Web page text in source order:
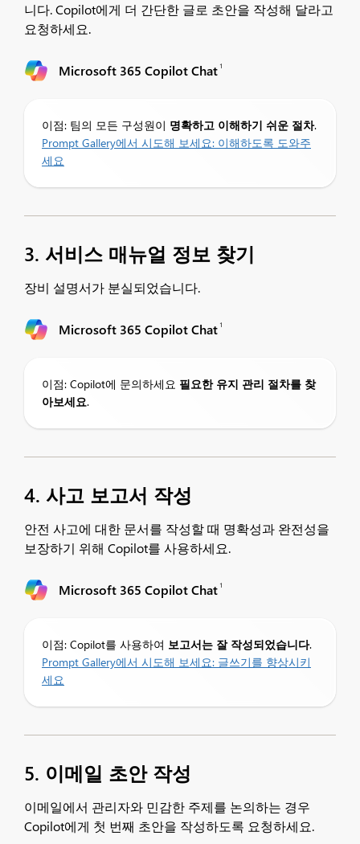
니다. Copilot에게 더 간단한 글로 초안을 작성해 달라고
요청하세요.
Microsoft 365 Copilot Chat 1
이점: 팀의 모든 구성원이 명확하고 이해하기 쉬운 절차.
Prompt Gallery에서 시도해 보세요: 이해하도록 도와주
세요
3. 서비스 매뉴얼 정보 찾기
장비 설명서가 분실되었습니다.
Microsoft 365 Copilot Chat 1
이점: Copilot에 문의하세요 필요한 유지 관리 절차를 찾
아보세요.
4. 사고 보고서 작성
안전 사고에 대한 문서를 작성할 때 명확성과 완전성을
보장하기 위해 Copilot를 사용하세요.
Microsoft 365 Copilot Chat 1
이점: Copilot를 사용하여 보고서는 잘 작성되었습니다.
Prompt Gallery에서 시도해 보세요: 글쓰기를 향상시키
세요
5. 이메일 초안 작성
이메일에서 관리자와 민감한 주제를 논의하는 경우
Copilot에게 첫 번째 초안을 작성하도록 요청하세요.